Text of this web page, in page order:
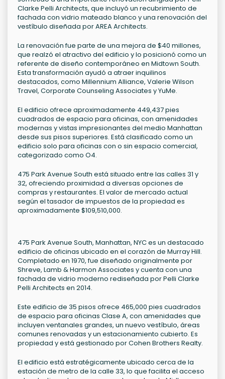
Clarke Pelli Architects, que incluyó un recubrimiento de
fachada con vidrio mateado blanco y una renovación del
vestíbulo diseñada por AREA Architects.
La renovación fue parte de una mejora de $40 millones,
que realzó el atractivo del edificio y lo posicionó como un
referente de diseño contemporáneo en Midtown South.
Esta transformación ayudó a atraer inquilinos
destacados, como Millennium Alliance, Valerie Wilson
Travel, Corporate Counseling Associates y YuMe.
El edificio ofrece aproximadamente 449,437 pies
cuadrados de espacio para oficinas, con amenidades
modernas y vistas impresionantes del medio Manhattan
desde sus pisos superiores. Está clasificado como un
edificio solo para oficinas con o sin espacio comercial,
categorizado como O4.
475 Park Avenue South está situado entre las calles 31 y
32, ofreciendo proximidad a diversas opciones de
compras y restaurantes. El valor de mercado actual
según el tasador de impuestos de la propiedad es
aproximadamente $109,510,000.
475 Park Avenue South, Manhattan, NYC es un destacado
edificio de oficinas ubicado en el corazón de Murray Hill.
Completado en 1970, fue diseñado originalmente por
Shreve, Lamb & Harmon Associates y cuenta con una
fachada de vidrio moderno rediseñada por Pelli Clarke
Pelli Architects en 2014.
Este edificio de 35 pisos ofrece 465,000 pies cuadrados
de espacio para oficinas Clase A, con amenidades que
incluyen ventanales grandes, un nuevo vestíbulo, áreas
comunes renovadas y un estacionamiento cubierto. Es
propiedad y está gestionado por Cohen Brothers Realty.
El edificio está estratégicamente ubicado cerca de la
estación de metro de la calle 33, lo que facilita el acceso